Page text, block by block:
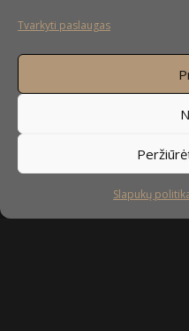
Tvarkyti paslaugas
Slapukų
Sekite mus